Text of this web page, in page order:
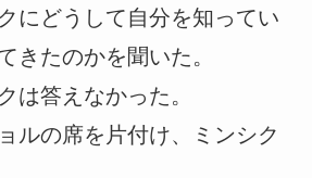
にどうして自分を知ってい
きたのかを聞いた。
は答えなかった。
ルの席を片付け、ミンシク